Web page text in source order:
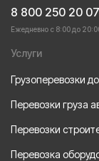
8 800 250 20 07
Ежедневно с 8:00 до
Услуги
Грузоперевозки
Перевозки груза
Перевозки
Перевозка